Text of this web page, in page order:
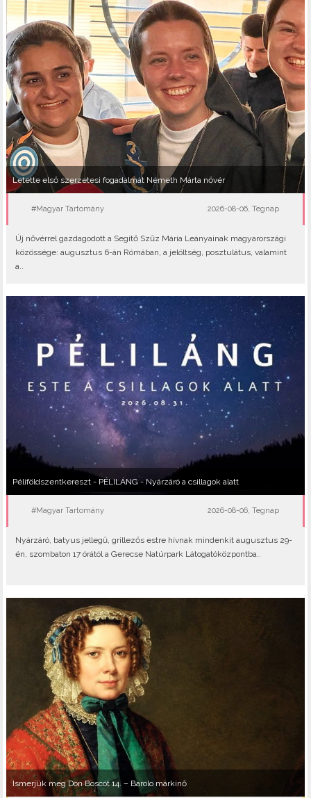
Letette első szerzetesi fogadalmát Németh Márta nővér
#Magyar Tartomány 2026-08-06, Tegnap
Új nővérrel gazdagodott a Segítő Szűz Mária Leányainak magyarországi
közössége: augusztus 6-án Rómában, a jelöltség, posztulátus, valamint
a..
Péliföldszentkereszt - PÉLILÁNG - Nyárzáró a csillagok alatt
#Magyar Tartomány 2026-08-06, Tegnap
Nyárzáró, batyus jellegű, grillezős estre hívnak mindenkit augusztus 29-
én, szombaton 17 órától a Gerecse Natúrpark Látogatóközpontba..
Ismerjük meg Don Boscót 14. – Barolo márkinő